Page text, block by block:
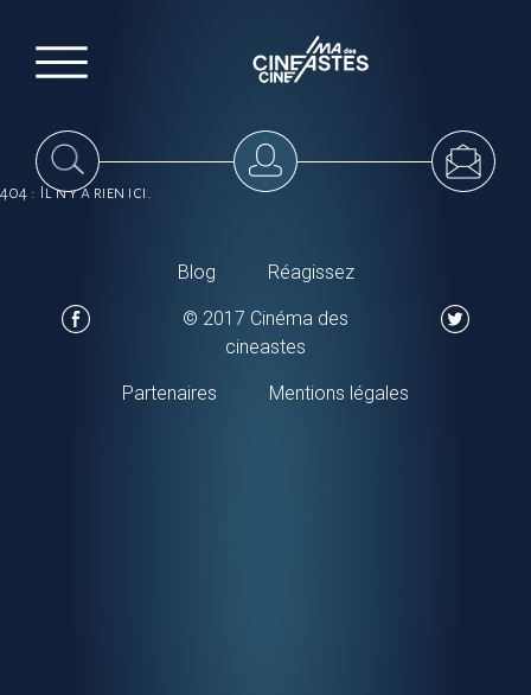
404 : Il n'y a rien ici.
Blog Réagissez
© 2017 Cinéma des
cineastes
Partenaires Mentions légales